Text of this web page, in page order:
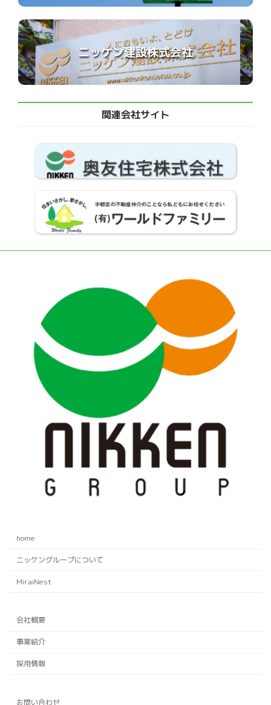
ニッケン建設株式会社
関連会社サイト
home
ニッケングループについて
MiraiNest
会社概要
事業紹介
採用情報
お問い合わせ